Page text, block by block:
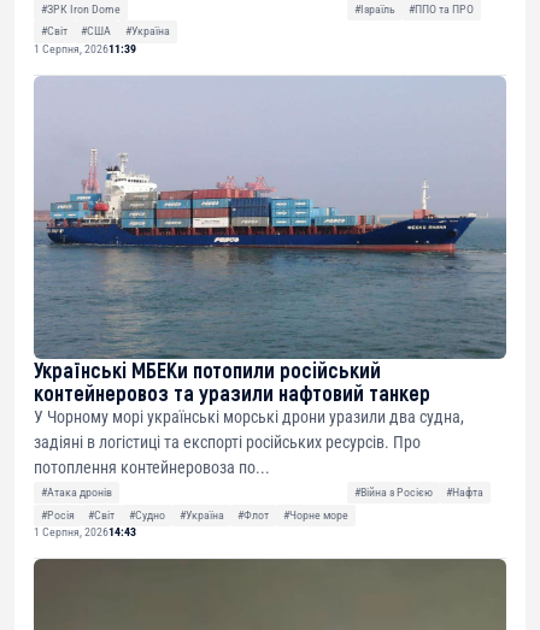
#ЗРК Iron Dome #Ізраїль
#ППО та ПРО
#Світ
#США
#Україна
1 Серпня, 202611:39
Українські МБЕКи потопили російський
контейнеровоз та уразили нафтовий танкер
У Чорному морі українські морські дрони уразили два судна,
задіяні в логістиці та експорті російських ресурсів. Про
потоплення контейнеровоза по...
#Атака дронів #Війна з Росією
#Нафта
#Росія
#Світ #Судно #Україна #Флот
#Чорне море
1 Серпня, 202614:43